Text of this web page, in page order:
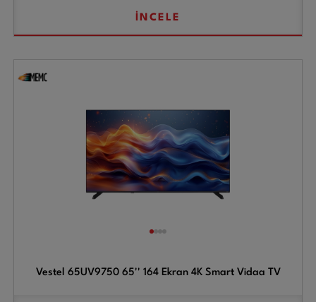
İNCELE
Vestel 65UV9750 65'' 164 Ekran 4K Smart Vidaa TV